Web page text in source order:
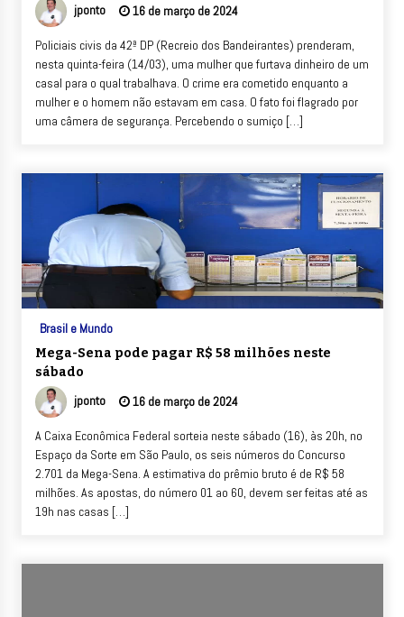
jponto 16 de março de 2024
Policiais civis da 42ª DP (Recreio dos Bandeirantes) prenderam,
nesta quinta-feira (14/03), uma mulher que furtava dinheiro de um
casal para o qual trabalhava. O crime era cometido enquanto a
mulher e o homem não estavam em casa. O fato foi flagrado por
uma câmera de segurança. Percebendo o sumiço […]
Brasil e Mundo
Mega-Sena pode pagar R$ 58 milhões neste
sábado
jponto 16 de março de 2024
A Caixa Econômica Federal sorteia neste sábado (16), às 20h, no
Espaço da Sorte em São Paulo, os seis números do Concurso
2.701 da Mega-Sena. A estimativa do prêmio bruto é de R$ 58
milhões. As apostas, do número 01 ao 60, devem ser feitas até as
19h nas casas […]